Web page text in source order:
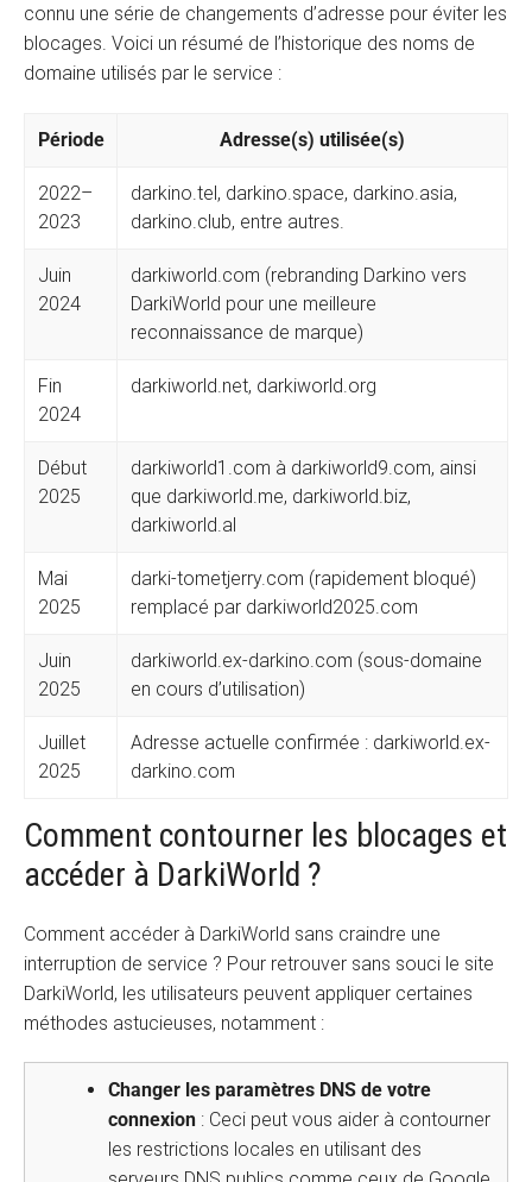
connu une série de changements d’adresse pour éviter les
blocages. Voici un résumé de l’historique des noms de
domaine utilisés par le service :
Période Adresse(s) utilisée(s)
2022–
2023
darkino.tel, darkino.space, darkino.asia,
darkino.club, entre autres.
Juin
2024
darkiworld.com (rebranding Darkino vers
DarkiWorld pour une meilleure
reconnaissance de marque)
Fin
2024
darkiworld.net, darkiworld.org
Début
2025
darkiworld1.com à darkiworld9.com, ainsi
que darkiworld.me, darkiworld.biz,
darkiworld.al
Mai
2025
darki-tometjerry.com (rapidement bloqué)
remplacé par darkiworld2025.com
Juin
2025
darkiworld.ex-darkino.com (sous-domaine
en cours d’utilisation)
Juillet
2025
Adresse actuelle confirmée : darkiworld.ex-
darkino.com
Comment contourner les blocages et
accéder à DarkiWorld ?
Comment accéder à DarkiWorld sans craindre une
interruption de service ? Pour retrouver sans souci le site
DarkiWorld, les utilisateurs peuvent appliquer certaines
méthodes astucieuses, notamment :
Changer les paramètres DNS de votre
connexion : Ceci peut vous aider à contourner
les restrictions locales en utilisant des